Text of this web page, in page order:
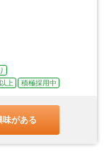
上 積極採用中
味がある